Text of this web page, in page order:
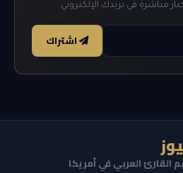
مباشرة في بريدك الإلكتروني
اشتراك
القارئ العربي في أمريكا